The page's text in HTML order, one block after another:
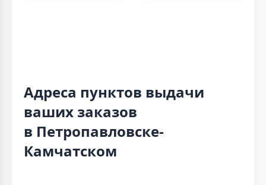
Адреса пунктов выдачи
ваших заказов
в Петропавловске-
Камчатском